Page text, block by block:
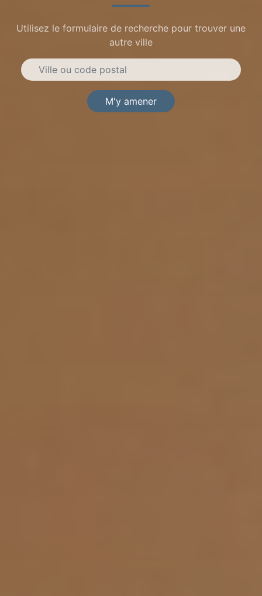
Utilisez le formulaire de recherche pour trouver une
autre ville
M'y amener